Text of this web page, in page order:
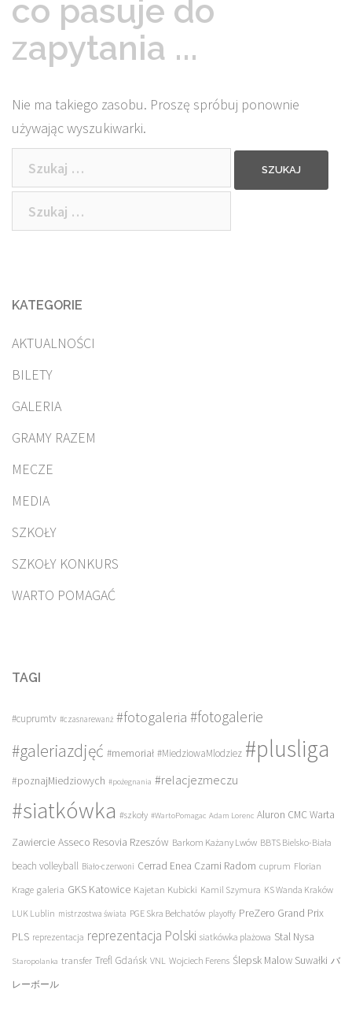
co pasuje do
zapytania ...
Nie ma takiego zasobu. Proszę spróbuj ponownie
używając wyszukiwarki.
Szukaj:
Szukaj:
KATEGORIE
AKTUALNOŚCI
BILETY
GALERIA
GRAMY RAZEM
MECZE
MEDIA
SZKOŁY
SZKOŁY KONKURS
WARTO POMAGAĆ
TAGI
#cuprumtv #czasnarewanż #fotogaleria #fotogalerie
#galeriazdjęć #memoriał #MiedziowaMlodziez #plusliga
#poznajMiedziowych #pożegnania #relacjezmeczu
#siatkówka #szkoły #WartoPomagac Adam Lorenc Aluron CMC Warta
Zawiercie Asseco Resovia Rzeszów Barkom Każany Lwów BBTS Bielsko-Biała
beach volleyball Biało-czerwoni Cerrad Enea Czarni Radom cuprum Florian
Krage galeria GKS Katowice Kajetan Kubicki Kamil Szymura KS Wanda Kraków
LUK Lublin mistrzostwa świata PGE Skra Bełchatów playoffy PreZero Grand Prix
PLS reprezentacja reprezentacja Polski siatkówka plażowa Stal Nysa
Staropolanka transfer Trefl Gdańsk VNL Wojciech Ferens Ślepsk Malow Suwałki バ
レーボール